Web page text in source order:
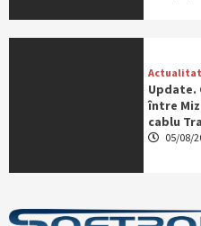
Update.
între
cablu
05/08/